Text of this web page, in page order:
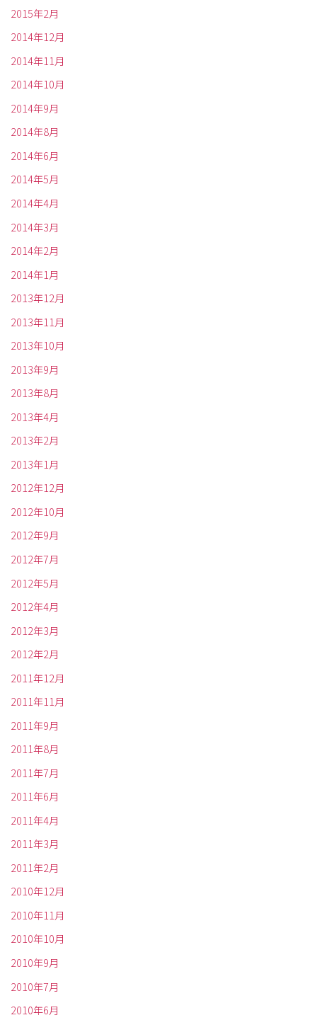
2015年2月
2014年12月
2014年11月
2014年10月
2014年9月
2014年8月
2014年6月
2014年5月
2014年4月
2014年3月
2014年2月
2014年1月
2013年12月
2013年11月
2013年10月
2013年9月
2013年8月
2013年4月
2013年2月
2013年1月
2012年12月
2012年10月
2012年9月
2012年7月
2012年5月
2012年4月
2012年3月
2012年2月
2011年12月
2011年11月
2011年9月
2011年8月
2011年7月
2011年6月
2011年4月
2011年3月
2011年2月
2010年12月
2010年11月
2010年10月
2010年9月
2010年7月
2010年6月